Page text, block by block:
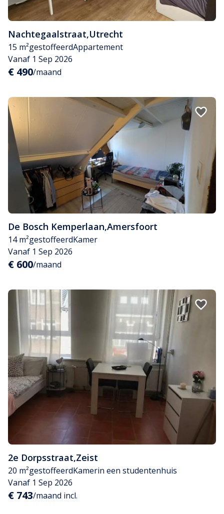
Nachtegaalstraat,Utrecht
15 m²gestoffeerdAppartement
Vanaf 1 Sep 2026
€ 490/maand
De Bosch Kemperlaan,Amersfoort
14 m²gestoffeerdKamer
Vanaf 1 Sep 2026
€ 600/maand
2e Dorpsstraat,Zeist
20 m²gestoffeerdKamerin een studentenhuis
Vanaf 1 Sep 2026
€ 743/maand incl.